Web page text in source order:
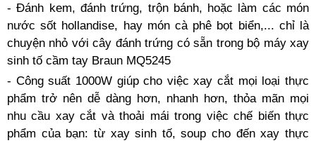
- Đánh kem, đánh trứng, trộn bánh, hoặc làm các món
nước sốt hollandise, hay món cà phê bọt biển,... chỉ là
chuyện nhỏ với cây đánh trứng có sẵn trong bộ máy xay
sinh tố cầm tay Braun MQ5245
- Công suất 1000W giúp cho việc xay cắt mọi loại thực
phẩm trở nên dễ dàng hơn, nhanh hơn, thỏa mãn mọi
nhu cầu xay cắt và thoải mái trong việc chế biến thực
phẩm của bạn: từ xay sinh tố, soup cho đến xay thực